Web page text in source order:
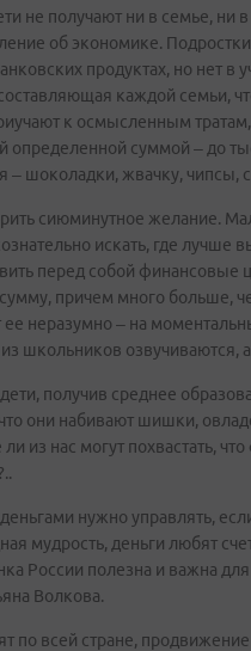
не получают ни в семье,
об экономике.
продуктах, но нет в
каждой семьи,
к осмысленным
суммой – до
– шоколадки, жвачку, чипсы,
сиюминутное желание.
искать, где лучше
перед собой финансовые
причем много больше,
неразумно – на
школьников озвучиваются,
получив среднее
они набивают шишки,
из нас могут похвастать,
нужно управлять,
мудрость, деньги любят
России полезна и важна
Волкова.
по всей стране,